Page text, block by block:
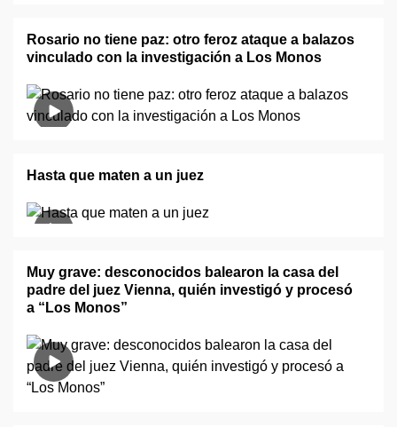
Rosario no tiene paz: otro feroz ataque a balazos
vinculado con la investigación a Los Monos
Hasta que maten a un juez
Muy grave: desconocidos balearon la casa del
padre del juez Vienna, quién investigó y procesó
a “Los Monos”